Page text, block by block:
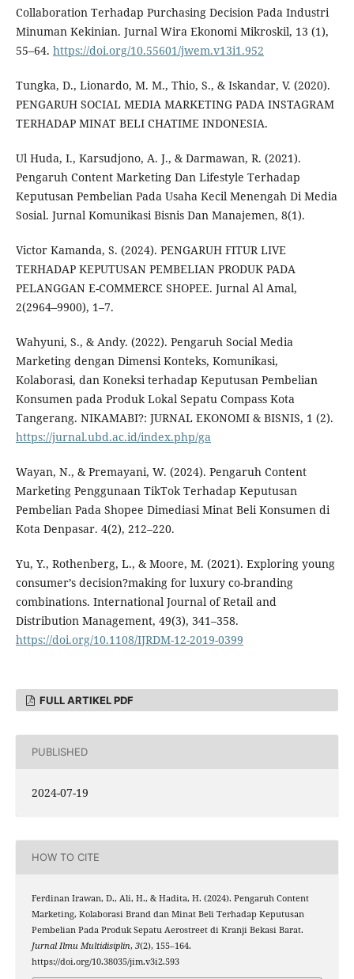
Collaboration Terhadap Purchasing Decision Pada Industri
Minuman Kekinian. Jurnal Wira Ekonomi Mikroskil, 13 (1),
55–64. https://doi.org/10.55601/jwem.v13i1.952
Tungka, D., Lionardo, M. M., Thio, S., & Iskandar, V. (2020).
PENGARUH SOCIAL MEDIA MARKETING PADA INSTAGRAM
TERHADAP MINAT BELI CHATIME INDONESIA.
Ul Huda, I., Karsudjono, A. J., & Darmawan, R. (2021).
Pengaruh Content Marketing Dan Lifestyle Terhadap
Keputusan Pembelian Pada Usaha Kecil Menengah Di Media
Sosial. Jurnal Komunikasi Bisnis Dan Manajemen, 8(1).
Victor Kamanda, S. (2024). PENGARUH FITUR LIVE
TERHADAP KEPUTUSAN PEMBELIAN PRODUK PADA
PELANGGAN E-COMMERCE SHOPEE. Jurnal Al Amal,
2(2964–9900), 1–7.
Wahyuni, S., & Andy. (2022). Pengaruh Social Media
Marketing dengan Dimensi Konteks, Komunikasi,
Kolaborasi, dan Koneksi terhadap Keputusan Pembelian
Konsumen pada Produk Lokal Sepatu Compass Kota
Tangerang. NIKAMABI?: JURNAL EKONOMI & BISNIS, 1 (2).
https://jurnal.ubd.ac.id/index.php/ga
Wayan, N., & Premayani, W. (2024). Pengaruh Content
Marketing Penggunaan TikTok Terhadap Keputusan
Pembelian Pada Shopee Dimediasi Minat Beli Konsumen di
Kota Denpasar. 4(2), 212–220.
Yu, Y., Rothenberg, L., & Moore, M. (2021). Exploring young
consumer’s decision?making for luxury co-branding
combinations. International Journal of Retail and
Distribution Management, 49(3), 341–358.
https://doi.org/10.1108/IJRDM-12-2019-0399
FULL ARTIKEL PDF
PUBLISHED
2024-07-19
HOW TO CITE
Ferdinan Irawan, D., Ali, H., & Hadita, H. (2024). Pengaruh Content
Marketing, Kolaborasi Brand dan Minat Beli Terhadap Keputusan
Pembelian Pada Produk Sepatu Aerostreet di Kranji Bekasi Barat.
Jurnal Ilmu Multidisiplin, 3(2), 155–164.
https://doi.org/10.38035/jim.v3i2.593